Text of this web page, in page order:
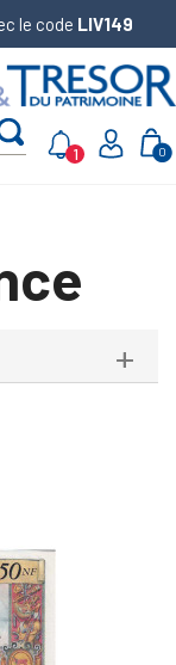
le code LIV149
0
1